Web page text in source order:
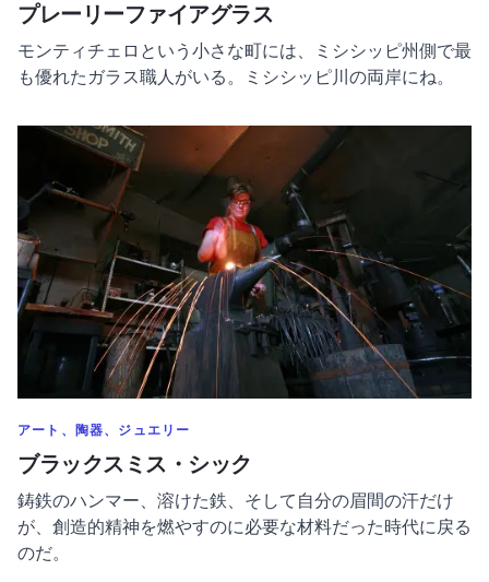
プレーリーファイアグラス
モンティチェロという小さな町には、ミシシッピ州側で最
も優れたガラス職人がいる。ミシシッピ川の両岸にね。
のカテゴリーでもっと表示
アート、陶器、ジュエリー
ブラックスミス・シック
鋳鉄のハンマー、溶けた鉄、そして自分の眉間の汗だけ
が、創造的精神を燃やすのに必要な材料だった時代に戻る
のだ。
ブラックスミス・シック についてもっと読む